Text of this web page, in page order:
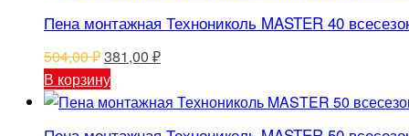
Пена монтажная Технониколь MASTER 40
504,00₽Первоначальная
цена
составляла
381,00 ₽Текущая
381,00 ₽.
В корзину